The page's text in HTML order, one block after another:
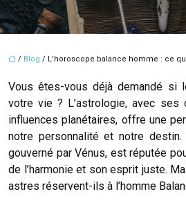
/ Blog / L’horoscope balance homme : ce
Vous êtes-vous déjà demandé si
votre vie ? L’astrologie, avec
influences planétaires, offre une
notre personnalité et notre destin.
gouverné par Vénus, est réputée
de l’harmonie et son esprit juste.
astres réservent-ils à l’homme